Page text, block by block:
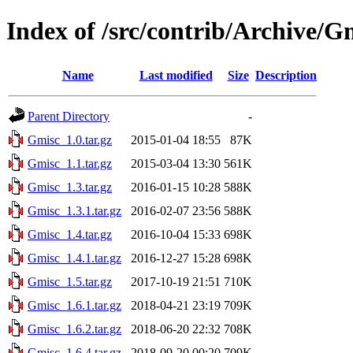
Index of /src/contrib/Archive/
Name Last modified Size Description
Parent Directory
-
Gmisc_1.0.tar.gz
2015-01-04 18:55
87K
Gmisc_1.1.tar.gz
2015-03-04 13:30 561K
Gmisc_1.3.tar.gz
2016-01-15 10:28 588K
Gmisc_1.3.1.tar.gz
2016-02-07 23:56 588K
Gmisc_1.4.tar.gz
2016-10-04 15:33 698K
Gmisc_1.4.1.tar.gz
2016-12-27 15:28 698K
Gmisc_1.5.tar.gz
2017-10-19 21:51 710K
Gmisc_1.6.1.tar.gz
2018-04-21 23:19 709K
Gmisc_1.6.2.tar.gz
2018-06-20 22:32 708K